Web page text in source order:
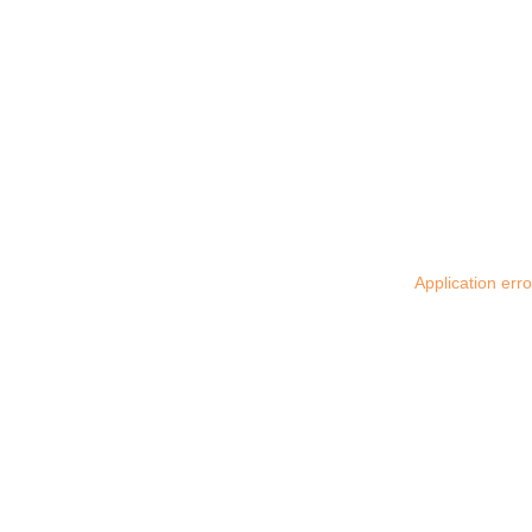
Application